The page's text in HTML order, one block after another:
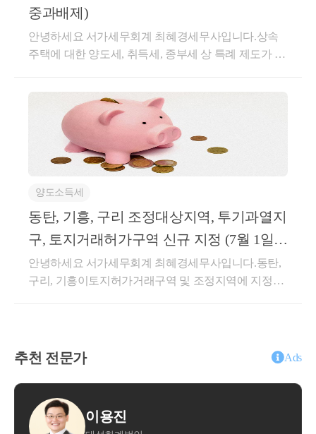
추후 취득한 주택도 비과세가 가능하게 됩니다.
(소수지분권자)
소수지분권자에대한 비과세 특례 또한
선순위 주택에 한하여 적용하게 됩니다.
만약 자녀 2분이 각각 1주택이 있는 상황에서
부모님 1주택을 소유하고 있는 경우에
지분이 큰 주된 상속인은 상속주택으로 인한 비과세
받을 수 있을 여지가 있습니다.
이 비과세 특례는
가족간 공동 상속받은 경우 일부 지분을 가지고 있
만,그 현금으로 바로 세금을 납부할 수는 있습니다.그
런데 문제는 현물 재산 (부동산 기타 등등) 을 받거나주
식 지분 등을 받게 되는 경우현금이 부족하여 세금을
납 등 배려해주는 제도는 일부 있지만,이러한 제도로
도 쉽게 커버가 되지 않는게이 상속, 증여 에 대한 이슈
입니다.그런데 유일무이하게 국세청에서는가업을 승
계하는 경우 전폭적인 지지를 해주고자 하는데요.부모
세대로부터 땅이나 부동산, 금융재산등을 받는 것은선
기업의백년가업을 잇게 하는 것은 국가 정책으로도 밀
어주고 있습니다.세법에서도 당연히 이런 부분을 지원
해주는 제도가 있습니다.오늘은 그 제도를 살펴보도록
하겠습니다.가업승계시 특례를 받을 수 있는 제도는증
여시 특례와상속시 공제로 나뉘어지게 됩니다.각각 살
펴보도록 하겠습니다.가업승계 주식에 대한 증여세 과
자 인 소상공인이나 가업의 경우해당 특례는 적용이
밖에 안되지만가업승계 특례시 증여재산공제가 10억
원이 됩니다.즉 10억원 미만의 가업을 승계하는 증여
중과배제)
안녕하세요 서가세무회계 최혜경세무사입니다.상속
주택에 대한 양도세, 취득세, 종부세 상 특례 제도가 있
기 때문인데요.상속주택에 대한 양도세 특례는 일반적
으로상속주택 과 기존 주택을 보유하고 있을 때'기존
주택'에 대한 양도세 비과세 및 중과 배제 혜택을 주게
됩니다.일반적으로 상속주택을 즉시 매도하게 되면취
득가 (상속가액) = 양도가 (매매가액) 이 동일하기 때문
에1차적으로 양도소득세 상 과세금액이 없는 경우가
일반적이며일반 주택 매도 후 상속 주택이 남은 경우
상속주택에 대한 1세대 1주택 비과세가 가능하기 때문
우,일반주택에 대한 양도소득세 특례 제도를 정확히
확인해보아야 하는데요.상속주택을 보유한다면 어떠
한 매도 / 보유 플랜을 짜셔야 하는지그 전에 상속주택
주택으로 인한 비과세 특례 요건을 살펴보겠습니다.일
주택은 상속 개시일 현재보유하고 있던 주택에 대해서
한정하는데요.요건을 살펴보도록 하겠습니다.상속개
양도소득세
동탄, 기흥, 구리 조정대상지역, 투기과열지
구, 토지거래허가구역 신규 지정 (7월 1일(5
일) 부터 적용)
안녕하세요 서가세무회계 최혜경세무사입니다.동탄,
구리, 기흥이토지허가거래구역 및 조정지역에 지정이
가구역은2026년 7월 5일부터 효력이 발생합니다.이미
서울 강남 4구를 제외한 전 구 (21개구) 와경기도의 12
개 구역은(과천, 광명, 하남, 의왕, 성남 분당/수정/중원,
수원 영통/장안/팔달, 용인 수지, 안양 동안)2025년 10
월 16일재지정이 된 상태인데요.뒤이어화성 동탄구 /
추천 전문가 Ads